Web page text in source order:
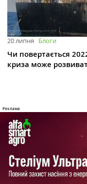
20 липня Блоги
Чи повертається
криза може